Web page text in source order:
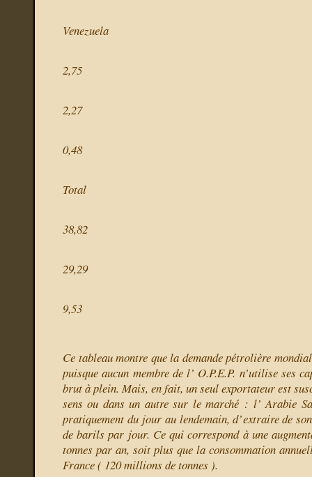
Venezuela
2,75
2,27
0,48
Total
38,82
29,29
9,53
Ce tableau montre que la demande pétrolière
puisque aucun membre de l’ O.P.E.P. n’utilise ses
brut à plein. Mais, en fait, un seul exportateur est
sens ou dans un autre sur le marché : l’ Arabie
pratiquement du jour au lendemain, d’extraire de
de barils par jour. Ce qui correspond à une
tonnes par an, soit plus que la consommation
France ( 120 millions de tonnes ).